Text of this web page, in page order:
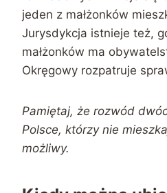
jeden z małżonków
Jurysdykcja istnieje też,
małżonków ma
Okręgowy rozpatruje
Pamiętaj, że rozwód
Polsce, którzy nie
możliwy.